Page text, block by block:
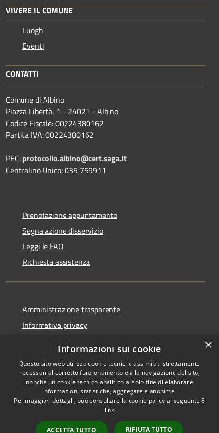
VIVERE IL COMUNE
Luoghi
Eventi
CONTATTI
Comune di Albino
Piazza Libertà, 1 - 24021 - Albino
Codice Fiscale: 00224380162
Partita IVA: 00224380162
PEC: protocollo.albino@cert.saga.it
Centralino Unico: 035 759911
Prenotazione appuntamento
Segnalazione disservizio
Leggi le FAQ
Richiesta assistenza
Amministrazione trasparente
Informativa privacy
Dichiarazione di accessibilità
RSS
Copyright © 2026 • Comune di
Municipium• Accesso
×
Informazioni sui cookie
Questo sito web utilizza cookie tecnici e assimilati strettamente
necessari al corretto funzionamento e alla navigazione del sito,
nonché un cookie tecnico analitico al solo fine di elaborare
informazioni statistiche, aggregate e anonime.
Per maggiori dettagli, può consultare la cookie policy al seguente8
link
ACCETTA TUTTO RIFIUTA TUTTO